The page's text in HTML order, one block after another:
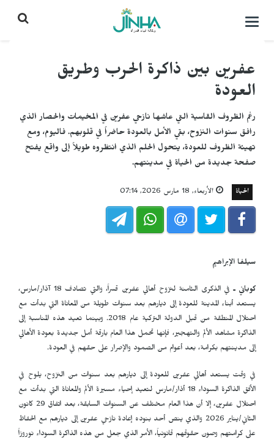
التحكم
عفرين بين ذاكرة الحرب وطريق
العودة
رغم الظروف القاسية التي عاشها نازحي عفرين في المخيمات والحصار الذي
رافق سنوات النزوح، بقي الأمل بالعودة حاضراً في قلوبهم. فاليوم، ومع
تهيئة الظروف للعودة، يتحول الحلم الذي انتظروه طويلاً إلى واقع يفتح
صفحة جديدة من الحياة في مدينتهم.
الحياة الأربعاء, 18 مارس 2026, 07:14
سيلفا الإبراهيم
كوباني ـ
في الذكرى الثامنة لنزوح أهالي عفرين قسراً، والتي تصادف 18 آذار/مارس،
يستعد أبناء المدينة للعودة إلى ديارهم بعد سنوات طويلة من المعاناة التي بدأت مع
احتلال المنطقة من قبل الدولة التركية عام 2018. وبينما تعيد هذه المناسبة إلى
الذاكرة مشاهد الألم والتهجير، فإنها تحمل هذا العام بارقة أمل جديدة بعودة الأهالي
إلى مدينتهم بكرامة، بعد أعوام من الصمود والإصرار على حقهم في العودة.
في وقت يستعد أهالي عفرين للعودة إلى ديارهم بعد سنوات من النزوح، يلوح في
الأفق الذاكرة السوداء 18 أذار/مارس لتعيد إحياء مسيرة الألم والمعاناة التي بدأت مع
احتلال عفرين، إلا أن هذا العام مختلف عن السنوات السابقة، بعد اتفاق 29 كانون
الثاني/يناير 2026 والذي ينص أحد بنوده إعادة نازحي عفرين إلى ديارهم مع الحفاظ
على كرامتهم وصون حقوقهم قانونياً، الأمر الذي جعل من هذه الذاكرة السوداء نوروزاً